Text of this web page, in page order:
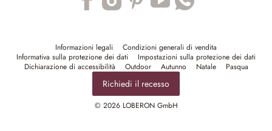
Informazioni legali
Condizioni generali di vendita
Informativa sulla protezione dei dati
Impostazioni sulla protezione dei dati
Dichiarazione di accessibilità
Outdoor Autunno Natale Pasqua
Richiedi il recesso
© 2026 LOBERON GmbH